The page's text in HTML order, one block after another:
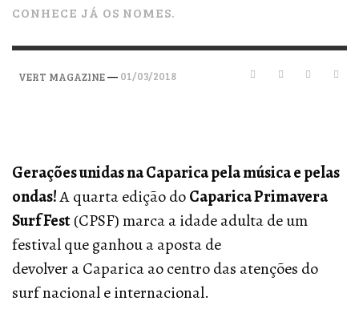
CONHECE JÁ OS NOMES.
VERT MAGAZINE— 01/03/2018
Gerações unidas na Caparica pela música e pelas
ondas!A quarta edição doCaparica Primavera
Surf Fest(CPSF) marca a idade adulta de um
festival que ganhou a aposta de
devolver a Caparica ao centro das atenções do
surf nacional e internacional.